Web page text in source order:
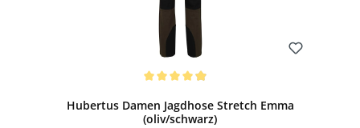
Hubertus Damen Jagdhose Stretch Emma
(oliv/schwarz)